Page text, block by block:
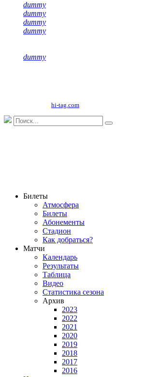
dummy
dummy
dummy
dummy
dummy
hi-tag.com
Билеты
Атмосфера
Билеты
Абонементы
Стадион
Как добраться?
Матчи
Календарь
Результаты
Таблица
Видео
Статистика сезона
Архив
2023
2022
2021
2020
2019
2018
2017
2016